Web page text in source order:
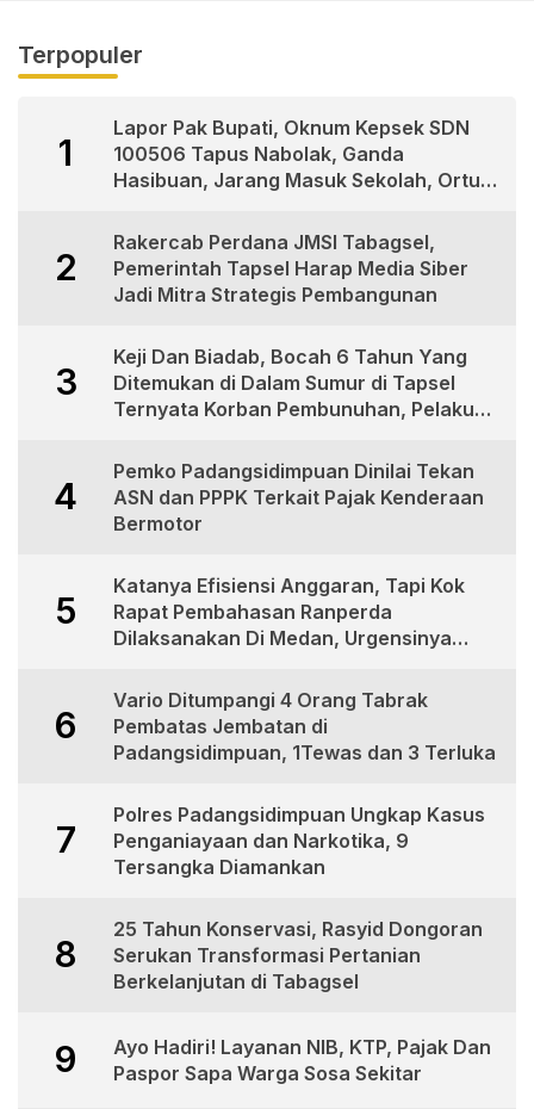
Terpopuler
1
Lapor Pak Bupati, Oknum Kepsek SDN
100506 Tapus Nabolak, Ganda
Hasibuan, Jarang Masuk Sekolah, Ortu
2
Rakercab Perdana JMSI Tabagsel,
Pemerintah Tapsel Harap Media Siber
Jadi Mitra Strategis Pembangunan
3
Keji Dan Biadab, Bocah 6 Tahun Yang
Ditemukan di Dalam Sumur di Tapsel
Ternyata Korban Pembunuhan, Pelaku
4
Pemko Padangsidimpuan Dinilai Tekan
ASN dan PPPK Terkait Pajak Kenderaan
Bermotor
5
Katanya Efisiensi Anggaran, Tapi Kok
Rapat Pembahasan Ranperda
Dilaksanakan Di Medan, Urgensinya
6
Vario Ditumpangi 4 Orang Tabrak
Pembatas Jembatan di
Padangsidimpuan, 1Tewas dan 3 Terluka
7
Polres Padangsidimpuan Ungkap Kasus
Penganiayaan dan Narkotika, 9
Tersangka Diamankan
8
25 Tahun Konservasi, Rasyid Dongoran
Serukan Transformasi Pertanian
Berkelanjutan di Tabagsel
9
Ayo Hadiri! Layanan NIB, KTP, Pajak Dan
Paspor Sapa Warga Sosa Sekitar